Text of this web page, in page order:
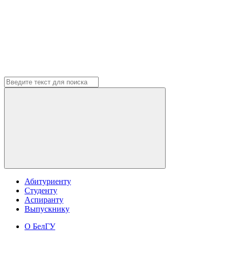
Абитуриенту
Студенту
Аспиранту
Выпускнику
О БелГУ